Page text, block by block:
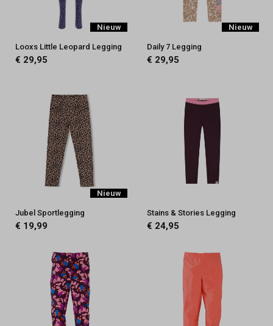
Nieuw
Looxs Little Leopard Legging
€ 29,95
Nieuw
Daily 7 Legging
€ 29,95
Nieuw
Jubel Sportlegging
€ 19,99
Stains & Stories Legging
€ 24,95